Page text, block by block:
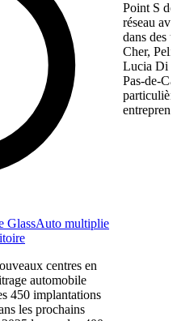
GlassAuto multiplie
centres en
automobile
450 implantations
les prochains
Point S
réseau
dans des
Cher,
Lucia Di
Pas-de-